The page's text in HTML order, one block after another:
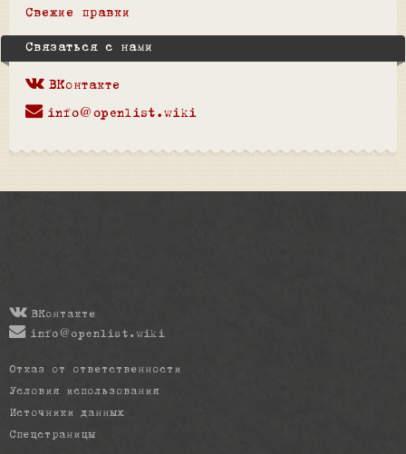
Свежие правки
Связаться с нами
ВКонтакте
info@openlist.wiki
ВКонтакте
info@openlist.wiki
Отказ от ответственности
Условия использования
Источники данных
Спецстраницы